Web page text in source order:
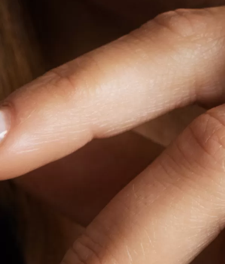
Dichiaro di aver preso atto dell' informativa resa sul